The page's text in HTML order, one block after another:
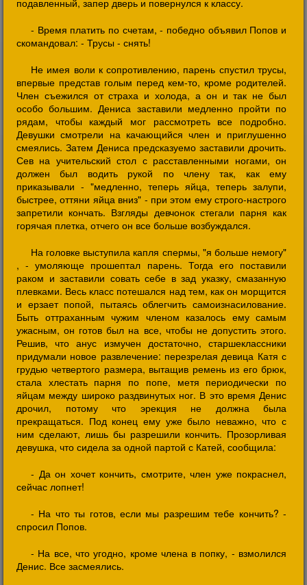
подавленный, запер дверь и повернулся к классу.
- Время платить по счетам, - победно объявил Попов и
скомандовал: - Трусы - снять!
Не имея воли к сопротивлению, парень спустил трусы,
впервые представ голым перед кем-то, кроме родителей.
Член съежился от страха и холода, а он и так не был
особо большим. Дениса заставили медленно пройти по
рядам, чтобы каждый мог рассмотреть все подробно.
Девушки смотрели на качающийся член и приглушенно
смеялись. Затем Дениса предсказуемо заставили дрочить.
Сев на учительский стол с расставленными ногами, он
должен был водить рукой по члену так, как ему
приказывали - "медленно, теперь яйца, теперь залупи,
быстрее, оттяни яйца вниз" - при этом ему строго-настрого
запретили кончать. Взгляды девчонок стегали парня как
горячая плетка, отчего он все больше возбуждался.
На головке выступила капля спермы, "я больше немогу"
, - умоляюще прошептал парень. Тогда его поставили
раком и заставили совать себе в зад указку, смазанную
плевками. Весь класс потешался над тем, как он морщится
и ерзает попой, пытаясь облегчить самоизнасилование.
Быть оттраханным чужим членом казалось ему самым
ужасным, он готов был на все, чтобы не допустить этого.
Решив, что анус измучен достаточно, старшеклассники
придумали новое развлечение: перезрелая девица Катя с
грудью четвертого размера, вытащив ремень из его брюк,
стала хлестать парня по попе, метя периодически по
яйцам между широко раздвинутых ног. В это время Денис
дрочил, потому что эрекция не должна была
прекращаться. Под конец ему уже было неважно, что с
ним сделают, лишь бы разрешили кончить. Прозорливая
девушка, что сидела за одной партой с Катей, сообщила:
- Да он хочет кончить, смотрите, член уже покраснел,
сейчас лопнет!
- На что ты готов, если мы разрешим тебе кончить? -
спросил Попов.
- На все, что угодно, кроме члена в попку, - взмолился
Денис. Все засмеялись.